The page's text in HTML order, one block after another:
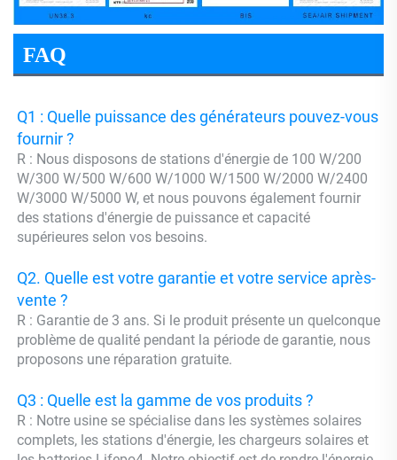
FAQ
Q1 : Quelle puissance des générateurs pouvez-vous
fournir ?
R : Nous disposons de stations d'énergie de 100 W/200
W/300 W/500 W/600 W/1000 W/1500 W/2000 W/2400
W/3000 W/5000 W, et nous pouvons également fournir
des stations d'énergie de puissance et capacité
supérieures selon vos besoins.
Q2. Quelle est votre garantie et votre service après-
vente ?
R : Garantie de 3 ans. Si le produit présente un quelconque
problème de qualité pendant la période de garantie, nous
proposons une réparation gratuite.
Q3 : Quelle est la gamme de vos produits ?
R : Notre usine se spécialise dans les systèmes solaires
complets, les stations d'énergie, les chargeurs solaires et